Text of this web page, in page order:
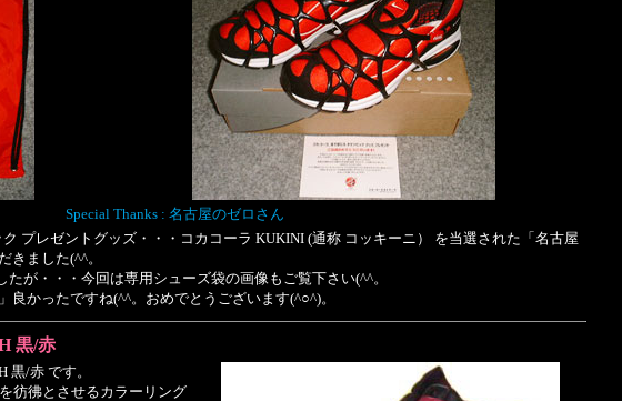
Special Thanks : 名古屋のゼロさん
プレゼントグッズ・・・コカコーラ KUKINI (通称 コッキーニ） を当選された「名古屋
きました(^^。
が・・・今回は専用シューズ袋の画像もご覧下さい(^^。
良かったですね(^^。おめでとうございます(^○^)。
黒/赤
黒/赤 です。
彷彿とさせるカラーリング